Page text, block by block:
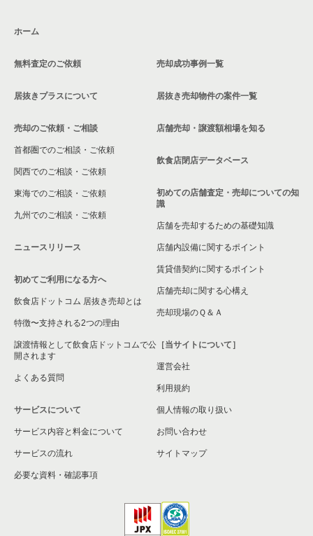
大阪市鶴見区の飲食店の居抜き売却物件の案件一覧
大阪市浪速区の飲食店の居抜き売却物件の案件一覧
八尾市の飲食店の居抜き売却物件の案件一覧
大東市の飲食店の居抜き売却物件の案件一覧
箕面市の飲食店の居抜き売却物件の案件一覧
大阪市淀川区の飲食店の居抜き売却物件の案件一覧
大阪市東成区の飲食店の居抜き売却物件の案件一覧
大阪市城東区の飲食店の居抜き売却物件の案件一覧
大阪市旭区の飲食店の居抜き売却物件の案件一覧
和泉市の飲食店の居抜き売却物件の案件一覧
池田市の飲食店の居抜き売却物件の案件一覧
大阪市大正区の飲食店の居抜き売却物件の案件一覧
大阪市平野区の飲食店の居抜き売却物件の案件一覧
ホーム
無料査定のご依頼
居抜きプラスについて
売却のご依頼・ご相談
首都圏でのご相談・ご依頼
関西でのご相談・ご依頼
東海でのご相談・ご依頼
九州でのご相談・ご依頼
ニュースリリース
初めてご利用になる方へ
飲食店ドットコム 居抜き売却とは
特徴〜支持される2つの理由
譲渡情報として飲食店ドットコムで公
開されます
よくある質問
サービスについて
サービス内容と料金について
サービスの流れ
必要な資料・確認事項
売却成功事例一覧
居抜き売却物件の案件一覧
店舗売却・譲渡額相場を知る
飲食店閉店データベース
初めての店舗査定・売却についての知
識
店舗を売却するための基礎知識
店舗内設備に関するポイント
賃貸借契約に関するポイント
店舗売却に関する心構え
売却現場のＱ＆Ａ
［当サイトについて］
運営会社
利用規約
個人情報の取り扱い
お問い合わせ
サイトマップ